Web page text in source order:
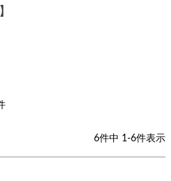
6件中 1 -6件表示